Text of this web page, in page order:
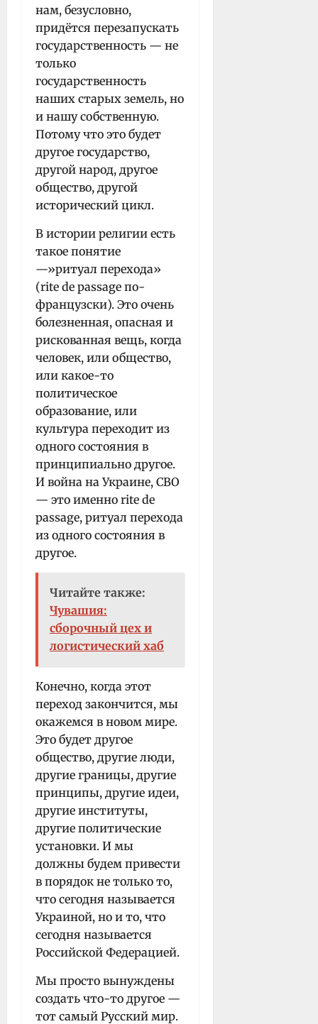
нам, безусловно,
придётся перезапускать
государственность — не
только
государственность
наших старых земель, но
и нашу собственную.
Потому что это будет
другое государство,
другой народ, другое
общество, другой
исторический цикл.
В истории религии есть
такое понятие
—»ритуал перехода»
(rite de passage по-
французски). Это очень
болезненная, опасная и
рискованная вещь, когда
человек, или общество,
или какое-то
политическое
образование, или
культура переходит из
одного состояния в
принципиально другое.
И война на Украине, СВО
— это именно rite de
passage, ритуал перехода
из одного состояния в
другое.
Читайте также:
Чувашия:
сборочный цех и
логистический хаб
Конечно, когда этот
переход закончится, мы
окажемся в новом мире.
Это будет другое
общество, другие люди,
другие границы, другие
принципы, другие идеи,
другие институты,
другие политические
установки. И мы
должны будем привести
в порядок не только то,
что сегодня называется
Украиной, но и то, что
сегодня называется
Российской Федерацией.
Мы просто вынуждены
создать что-то другое —
тот самый Русский мир.